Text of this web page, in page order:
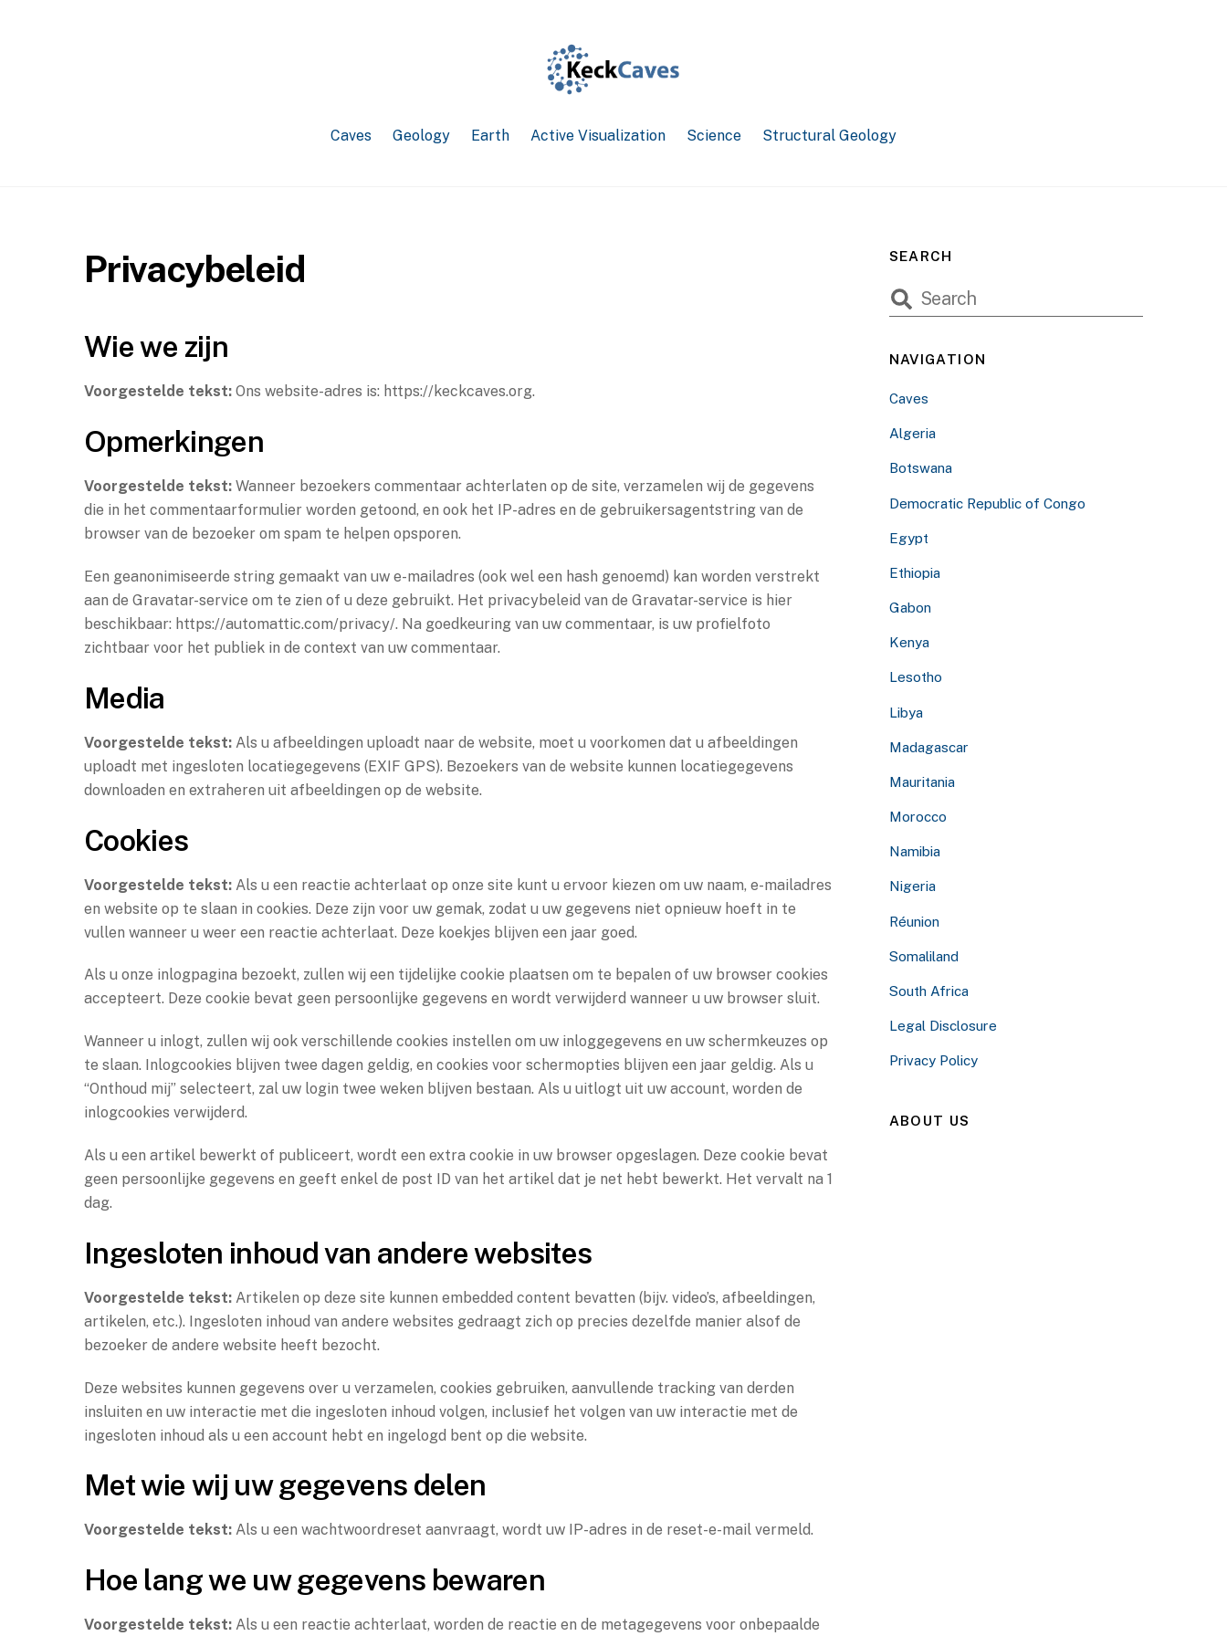
Caves Geology Earth Active Visualization Science Structural Geology
Privacybeleid
Wie we zijn
Voorgestelde tekst: Ons website-adres is: https://keckcaves.org.
Opmerkingen
Voorgestelde tekst: Wanneer bezoekers commentaar achterlaten op de site, verzamelen wij de gegevens
die in het commentaarformulier worden getoond, en ook het IP-adres en de gebruikersagentstring van de
browser van de bezoeker om spam te helpen opsporen.
Een geanonimiseerde string gemaakt van uw e-mailadres (ook wel een hash genoemd) kan worden verstrekt
aan de Gravatar-service om te zien of u deze gebruikt. Het privacybeleid van de Gravatar-service is hier
beschikbaar: https://automattic.com/privacy/. Na goedkeuring van uw commentaar, is uw profielfoto
zichtbaar voor het publiek in de context van uw commentaar.
Media
Voorgestelde tekst: Als u afbeeldingen uploadt naar de website, moet u voorkomen dat u afbeeldingen
uploadt met ingesloten locatiegegevens (EXIF GPS). Bezoekers van de website kunnen locatiegegevens
downloaden en extraheren uit afbeeldingen op de website.
Cookies
Voorgestelde tekst: Als u een reactie achterlaat op onze site kunt u ervoor kiezen om uw naam, e-mailadres
en website op te slaan in cookies. Deze zijn voor uw gemak, zodat u uw gegevens niet opnieuw hoeft in te
vullen wanneer u weer een reactie achterlaat. Deze koekjes blijven een jaar goed.
Als u onze inlogpagina bezoekt, zullen wij een tijdelijke cookie plaatsen om te bepalen of uw browser cookies
accepteert. Deze cookie bevat geen persoonlijke gegevens en wordt verwijderd wanneer u uw browser sluit.
Wanneer u inlogt, zullen wij ook verschillende cookies instellen om uw inloggegevens en uw schermkeuzes op
te slaan. Inlogcookies blijven twee dagen geldig, en cookies voor schermopties blijven een jaar geldig. Als u
“Onthoud mij” selecteert, zal uw login twee weken blijven bestaan. Als u uitlogt uit uw account, worden de
inlogcookies verwijderd.
Als u een artikel bewerkt of publiceert, wordt een extra cookie in uw browser opgeslagen. Deze cookie bevat
geen persoonlijke gegevens en geeft enkel de post ID van het artikel dat je net hebt bewerkt. Het vervalt na 1
dag.
Ingesloten inhoud van andere websites
Voorgestelde tekst: Artikelen op deze site kunnen embedded content bevatten (bijv. video’s, afbeeldingen,
artikelen, etc.). Ingesloten inhoud van andere websites gedraagt zich op precies dezelfde manier alsof de
bezoeker de andere website heeft bezocht.
Deze websites kunnen gegevens over u verzamelen, cookies gebruiken, aanvullende tracking van derden
insluiten en uw interactie met die ingesloten inhoud volgen, inclusief het volgen van uw interactie met de
ingesloten inhoud als u een account hebt en ingelogd bent op die website.
Met wie wij uw gegevens delen
Voorgestelde tekst: Als u een wachtwoordreset aanvraagt, wordt uw IP-adres in de reset-e-mail vermeld.
Hoe lang we uw gegevens bewaren
Voorgestelde tekst: Als u een reactie achterlaat, worden de reactie en de metagegevens voor onbepaalde
SEARCH
NAVIGATION
Caves
Algeria
Botswana
Democratic Republic of Congo
Egypt
Ethiopia
Gabon
Kenya
Lesotho
Libya
Madagascar
Mauritania
Morocco
Namibia
Nigeria
Réunion
Somaliland
South Africa
Legal Disclosure
Privacy Policy
ABOUT US